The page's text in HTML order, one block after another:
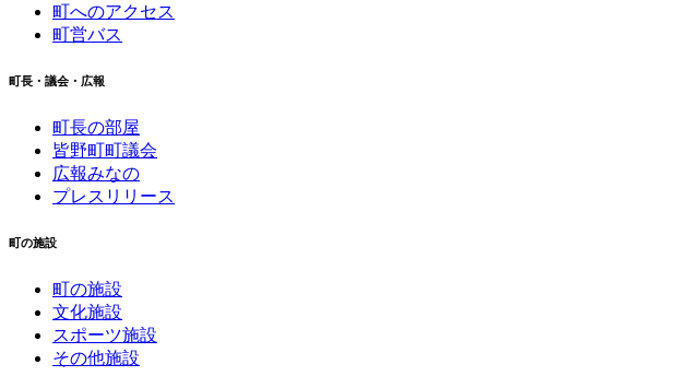
町へのアクセス
町営バス
町長・議会・広報
町長の部屋
皆野町町議会
広報みなの
プレスリリース
町の施設
町の施設
文化施設
スポーツ施設
その他施設